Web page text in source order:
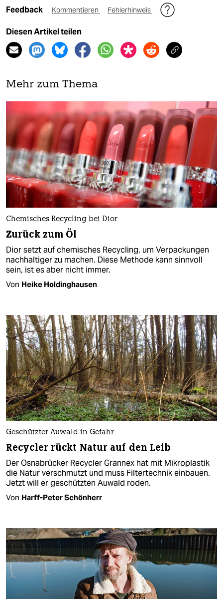
Feedback Kommentieren Fehlerhinweis
Diesen Artikel teilen
Mehr zum Thema
Chemisches Recycling bei Dior
Zurück zum Öl
Dior setzt auf chemisches Recycling, um Verpackungen
nachhaltiger zu machen. Diese Methode kann sinnvoll
sein, ist es aber nicht immer.
Von Heike Holdinghausen
Geschützter Auwald in Gefahr
Recycler rückt Natur auf den Leib
Der Osnabrücker Recycler Grannex hat mit Mikroplastik
die Natur verschmutzt und muss Filtertechnik einbauen.
Jetzt will er geschützten Auwald roden.
Von Harff-Peter Schönherr